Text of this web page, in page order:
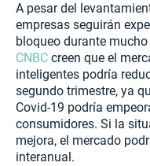
A pesar del
empresas seguirán
bloqueo durante
CNBC creen que el
inteligentes podría
segundo trimestre, ya
Covid-19 podría
consumidores. Si la
mejora, el mercado
interanual.